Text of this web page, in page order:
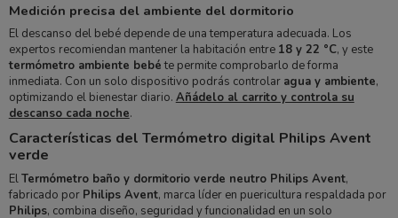
Medición precisa del ambiente del dormitorio
El descanso del bebé depende de una temperatura adecuada. Los
expertos recomiendan mantener la habitación entre 18 y 22 °C, y este
termómetro ambiente bebéte permite comprobarlo de forma
inmediata. Con un solo dispositivo podrás controlar agua y ambiente,
optimizando el bienestar diario. Añádelo al carrito y controla su
descanso cada noche.
Características del Termómetro digital Philips Avent
verde
ElTermómetro baño y dormitorio verde neutro Philips Avent,
fabricado por Philips Avent, marca líder en puericultura respaldada por
Philips, combina diseño, seguridad y funcionalidad en un solo